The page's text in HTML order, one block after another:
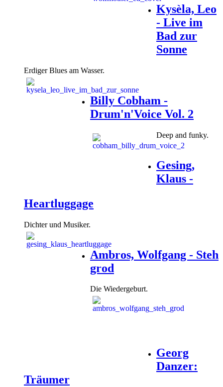
Kysèla, Leo
- Live im
Bad zur
Sonne
Erdiger Blues am Wasser.
Billy Cobham -
Drum'n'Voice Vol. 2
Deep and funky.
Gesing,
Klaus -
Heartluggage
Dichter und Musiker.
Ambros, Wolfgang - Steh
grod
Die Wiedergeburt.
Georg
Danzer:
Träumer